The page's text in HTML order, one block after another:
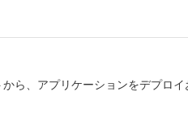
ら、アプリケーションをデプロイ